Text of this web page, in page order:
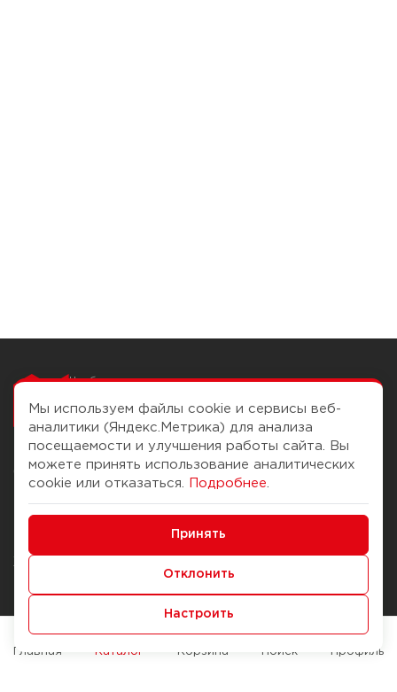
Чтобы вам легко
О компании
История Компании
Журнал
Наши марки
Брендирование
Помощь
Доставка и оплата
Способы оплаты
Служба контроля качества
Мы используем файлы cookie и сервисы веб-
аналитики (Яндекс.Метрика) для анализа
посещаемости и улучшения работы сайта. Вы
можете принять использование аналитических
cookie или отказаться.
Подробнее
Принять
Отклонить
Настроить
Главная Каталог Корзина Поиск Профиль